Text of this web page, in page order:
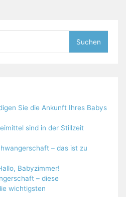
Sie die Ankunft Ihres Babys
sind in der Stillzeit
– das ist zu
Babyzimmer!
– diese
wichtigsten